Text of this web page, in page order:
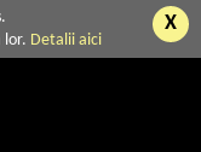
X
lor. Detalii aici